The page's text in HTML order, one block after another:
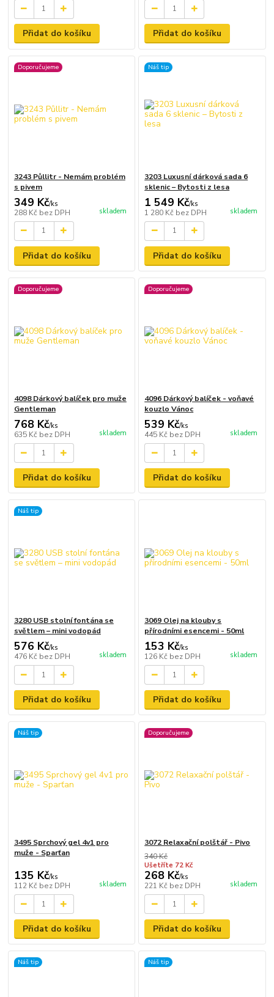
Přidat do košíku Přidat do košíku
Doporučujeme
3243 Půllitr - Nemám problém
s pivem
349 Kč/ks
288 Kč bez DPH skladem
Přidat do košíku
Náš tip
3203 Luxusní dárková sada 6
sklenic – Bytosti z lesa
1 549 Kč/ks
1 280 Kč bez DPH skladem
Přidat do košíku
Doporučujeme
4098 Dárkový balíček pro muže
Gentleman
768 Kč/ks
635 Kč bez DPH skladem
Přidat do košíku
Doporučujeme
4096 Dárkový balíček - voňavé
kouzlo Vánoc
539 Kč/ks
445 Kč bez DPH skladem
Přidat do košíku
Náš tip
3280 USB stolní fontána se
světlem – mini vodopád
576 Kč/ks
476 Kč bez DPH skladem
Přidat do košíku
3069 Olej na klouby s
přírodními esencemi - 50ml
153 Kč/ks
126 Kč bez DPH skladem
Přidat do košíku
Náš tip
3495 Sprchový gel 4v1 pro
muže - Sparťan
135 Kč/ks
112 Kč bez DPH skladem
Přidat do košíku
Doporučujeme
3072 Relaxační polštář - Pivo
340 Kč
Ušetříte 72 Kč
268 Kč/ks
221 Kč bez DPH skladem
Přidat do košíku
Náš tip Náš tip